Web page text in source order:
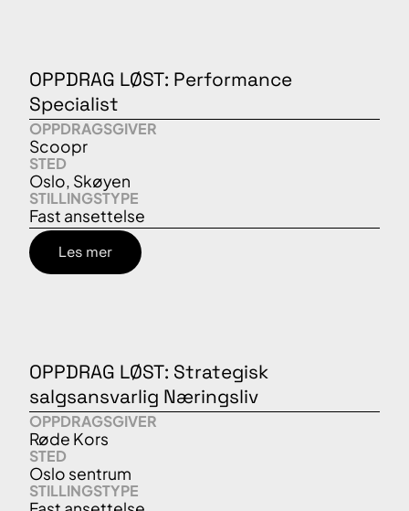
OPPDRAG LØST: Performance
Specialist
OPPDRAGSGIVER
Scoopr
STED
Oslo, Skøyen
STILLINGSTYPE
Fast ansettelse
Les mer
OPPDRAG LØST: Strategisk
salgsansvarlig Næringsliv
OPPDRAGSGIVER
Røde Kors
STED
Oslo sentrum
STILLINGSTYPE